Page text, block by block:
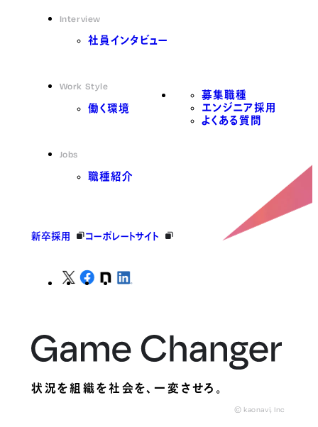
Interview
社員インタビュー
Work Style
働く環境
Jobs
職種紹介
募集職種
エンジニア採用
よくある質問
新卒採用 コーポレートサイト
状況を組織を社会を、一変させろ。
© kaonavi, Inc